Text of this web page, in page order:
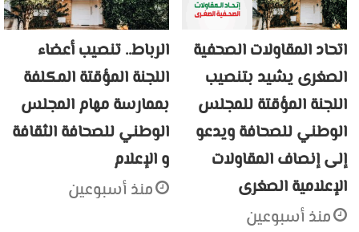
اتحاد المقاولات الصحفية
الصغرى يشيد بتنصيب
اللجنة المؤقتة للمجلس
الوطني للصحافة ويدعو
إلى إنصاف المقاولات
الإعلامية الصغرى
منذ أسبوعين
الرباط.. تنصيب أعضاء
اللجنة المؤقتة المكلفة
بممارسة مهام المجلس
الوطني للصحافة الثقافة
و الإعلام
منذ أسبوعين